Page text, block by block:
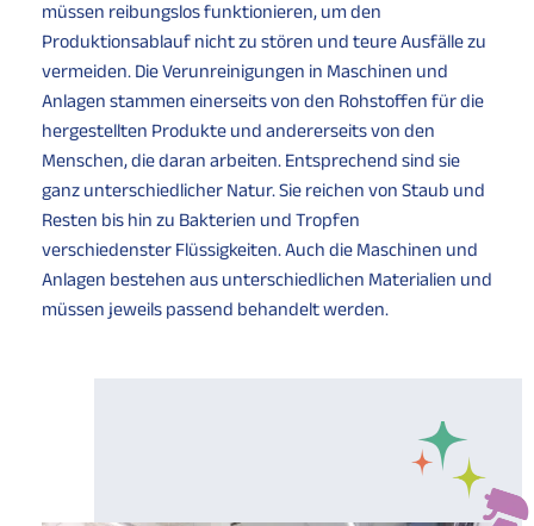
müssen reibungslos funktionieren, um den
Produktionsablauf nicht zu stören und teure Ausfälle zu
vermeiden. Die Verunreinigungen in Maschinen und
Anlagen stammen einerseits von den Rohstoffen für die
hergestellten Produkte und andererseits von den
Menschen, die daran arbeiten. Entsprechend sind sie
ganz unterschiedlicher Natur. Sie reichen von Staub und
Resten bis hin zu Bakterien und Tropfen
verschiedenster Flüssigkeiten. Auch die Maschinen und
Anlagen bestehen aus unterschiedlichen Materialien und
müssen jeweils passend behandelt werden.